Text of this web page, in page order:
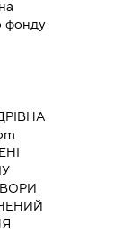
фонду